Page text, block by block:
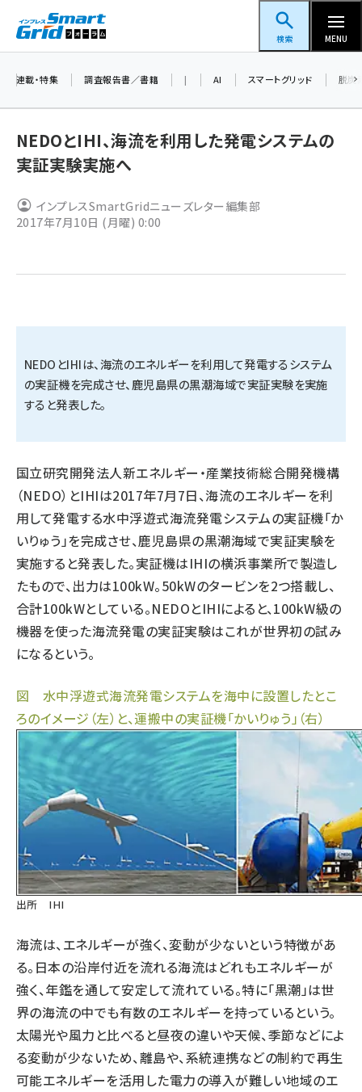
ン
スマートグリッドフォーラム
検索 MENU
新井 (353)
新井宏征 (289)
大串 (216)
aitras (180)
タンデム (145)
連載・特集 調査報告書／書籍 | AI スマートグリッド 脱炭
NEDOとIHI、海流を利用した発電システムの
実証実験実施へ
インプレスSmartGridニューズレター編集部
2017年7月10日 (月曜) 0:00
NEDOとIHIは、海流のエネルギーを利用して発電するシステム
の実証機を完成させ、鹿児島県の黒潮海域で実証実験を実施
すると発表した。
国立研究開発法人新エネルギー・産業技術総合開発機構
（NEDO）とIHIは2017年7月7日、海流のエネルギーを利
用して発電する水中浮遊式海流発電システムの実証機「か
いりゅう」を完成させ、鹿児島県の黒潮海域で実証実験を
実施すると発表した。実証機はIHIの横浜事業所で製造し
たもので、出力は100kW。50kWのタービンを2つ搭載し、
合計100kWとしている。NEDOとIHIによると、100kW級の
機器を使った海流発電の実証実験はこれが世界初の試み
になるという。
図 水中浮遊式海流発電システムを海中に設置したとこ
ろのイメージ（左）と、運搬中の実証機「かいりゅう」（右）
出所 IHI
海流は、エネルギーが強く、変動が少ないという特徴があ
る。日本の沿岸付近を流れる海流はどれもエネルギーが
強く、年鑑を通して安定して流れている。特に「黒潮」は世
界の海流の中でも有数のエネルギーを持っているという。
太陽光や風力と比べると昼夜の違いや天候、季節などによ
る変動が少ないため、離島や、系統連携などの制約で再生
可能エネルギーを活用した電力の導入が難しい地域のエ